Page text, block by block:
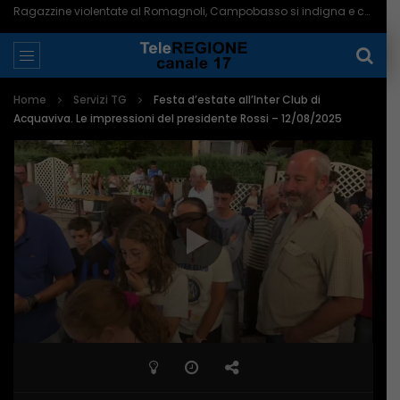
Ragazzine violentate al Romagnoli, Campobasso si indigna e chiede più controlli – 06/08/2026
Home Servizi TG
Festa d’estate all’Inter Club di
Acquaviva. Le impressioni del presidente Rossi – 12/08/2025